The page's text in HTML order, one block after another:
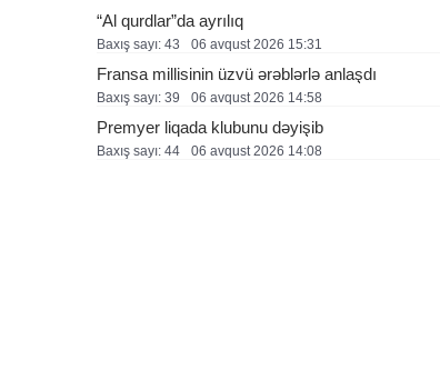
“Al qurdlar”da ayrılıq
Baxış sayı: 43 06 avqust 2026 15:31
Fransa millisinin üzvü ərəblərlə anlaşdı
Baxış sayı: 39 06 avqust 2026 14:58
Premyer liqada klubunu dəyişib
Baxış sayı: 44 06 avqust 2026 14:08